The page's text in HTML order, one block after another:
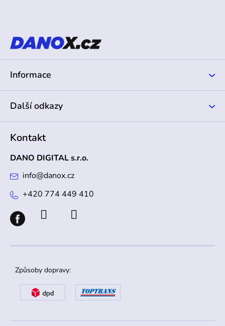
t
Informace
Další odkazy
Kontakt
DANO DIGITAL s.r.o.
info@danox.cz
+420 774 449 410
Způsoby dopravy: